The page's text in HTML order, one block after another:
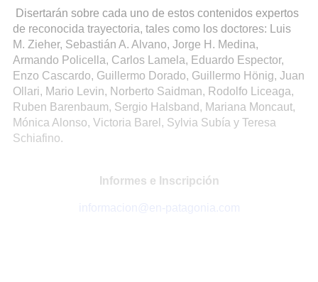
Disertarán sobre cada uno de estos contenidos expertos
de reconocida trayectoria, tales como los doctores: Luis
M. Zieher, Sebastián A. Alvano, Jorge H. Medina,
Armando Policella, Carlos Lamela, Eduardo Espector,
Enzo Cascardo, Guillermo Dorado, Guillermo Hönig, Juan
Ollari, Mario Levin, Norberto Saidman, Rodolfo Liceaga,
Ruben Barenbaum, Sergio Halsband, Mariana Moncaut,
Mónica Alonso, Victoria Barel, Sylvia Subía y Teresa
Schiafino.
Informes e Inscripción
informacion@en-patagonia.com